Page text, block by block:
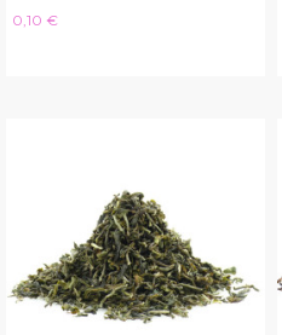
Hinta
0,10 €